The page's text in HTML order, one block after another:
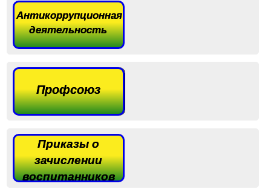
Антикоррупционная
деятельность
Профсоюз
Приказы о
зачислении
воспитанников